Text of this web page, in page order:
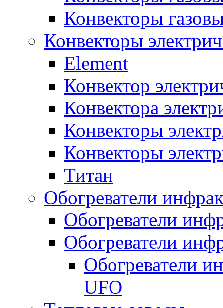
Конвекторы
Конвекторы
Element
Конвектор
Конвектора
Конвекторы
Конвекторы
Титан
Обогреватели
Обогреватели
Обогреватели
Обогреватели
UFO